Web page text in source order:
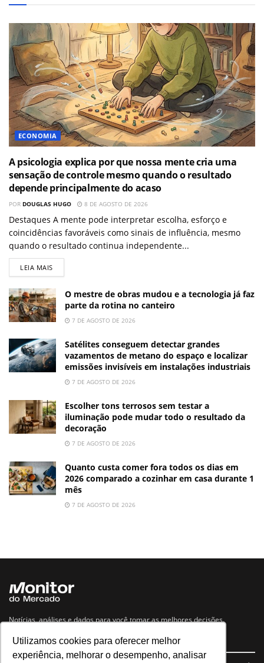
Utilizamos cookies para oferecer melhor
experiência, melhorar o desempenho, analisar
ECONOMIA
A psicologia explica por que nossa mente cria uma
sensação de controle mesmo quando o resultado
depende principalmente do acaso
POR DOUGLAS HUGO 8 DE AGOSTO DE 2026
Destaques A mente pode interpretar escolha, esforço e
coincidências favoráveis como sinais de influência, mesmo
quando o resultado continua independente...
LEIA MAIS
O mestre de obras mudou e a tecnologia já faz
parte da rotina no canteiro
7 DE AGOSTO DE 2026
Satélites conseguem detectar grandes
vazamentos de metano do espaço e localizar
emissões invisíveis em instalações industriais
7 DE AGOSTO DE 2026
Escolher tons terrosos sem testar a
iluminação pode mudar todo o resultado da
decoração
7 DE AGOSTO DE 2026
Quanto custa comer fora todos os dias em
2026 comparado a cozinhar em casa durante 1
mês
7 DE AGOSTO DE 2026
Notícias, análises e dados para você tomar as melhores decisões.
Navegue no site